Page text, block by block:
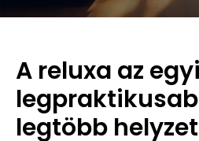
A reluxa az
legtöbb